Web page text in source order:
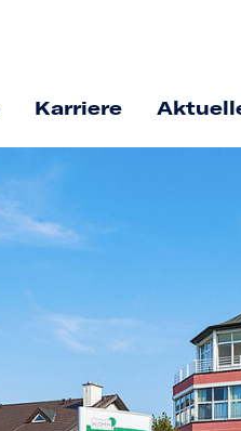
Karriere